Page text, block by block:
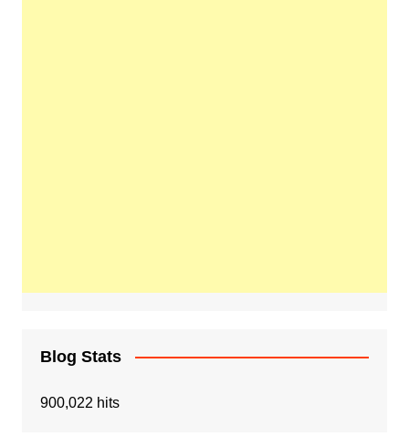
Blog Stats
900,022 hits